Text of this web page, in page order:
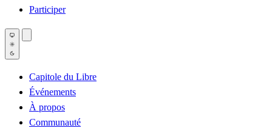
Participer
Capitole du Libre
Événements
À propos
Communauté